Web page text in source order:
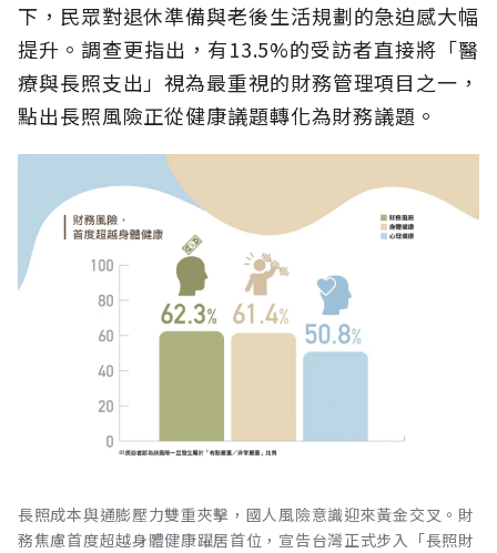
下，民眾對退休準備與老後生活規劃的急迫感大幅
提升。調查更指出，有13.5%的受訪者直接將「醫
療與長照支出」視為最重視的財務管理項目之一，
點出長照風險正從健康議題轉化為財務議題。
長照成本與通膨壓力雙重夾擊，國人風險意識迎來黃金交叉。財
務焦慮首度超越身體健康躍居首位，宣告台灣正式步入「長照財